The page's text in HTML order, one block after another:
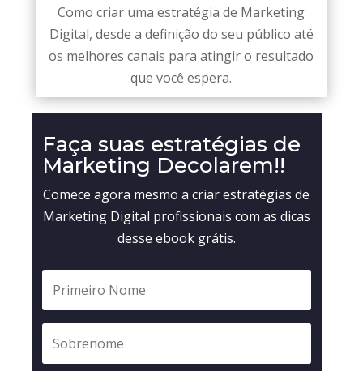
Como criar uma estratégia de Marketing
Digital, desde a definição do seu público até
os melhores canais para atingir o resultado
que você espera.
Faça suas estratégias de
Marketing Decolarem!!
Comece agora mesmo a criar estratégias de
Marketing Digital profissionais com as dicas
desse ebook grátis.